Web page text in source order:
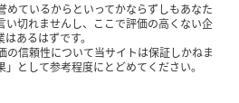
めているからといってかならずしもあなた
い切れませんし、ここで評価の高くない企
あるはずです。
の信頼性について当サイトは保証しかねま
として参考程度にとどめてください。